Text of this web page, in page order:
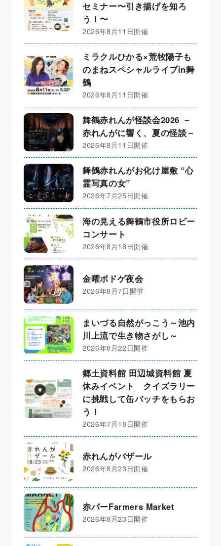
セミナー〜引き揚げを知ろ
う！〜
2026年8月11日開催
ミラクルひかる×荒牧陽子も
のまねスペシャルライブin舞
鶴
2026年8月11日開催
舞鶴赤れんが怪談会2026 －
赤れんがに響く、夏の怪談－
2026年8月11日開催
舞鶴赤れんがお化け屋敷 “心
霊写真の女”
2026年7月25日開催
海の見える舞鶴市役所ロビー
コンサート
2026年8月18日開催
金曜ボドゲ夜会
2026年8月7日開催
まいづる自然がっこう～池内
川上流で生き物さがし～
2026年8月22日開催
郷土資料館 田辺城資料館 夏
休みイベント クイズラリー
に挑戦して缶バッチをもらお
う！
2026年7月18日開催
赤れんがバザール
2026年8月23日開催
赤パーFarmers Market
2026年8月23日開催